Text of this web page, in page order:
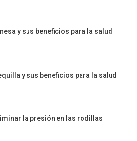
y sus beneficios para la salud
y sus beneficios para la salud
la presión en las rodillas